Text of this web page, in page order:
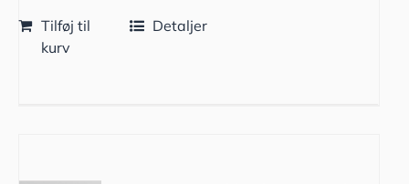
Tilføj til
kurv
Detaljer